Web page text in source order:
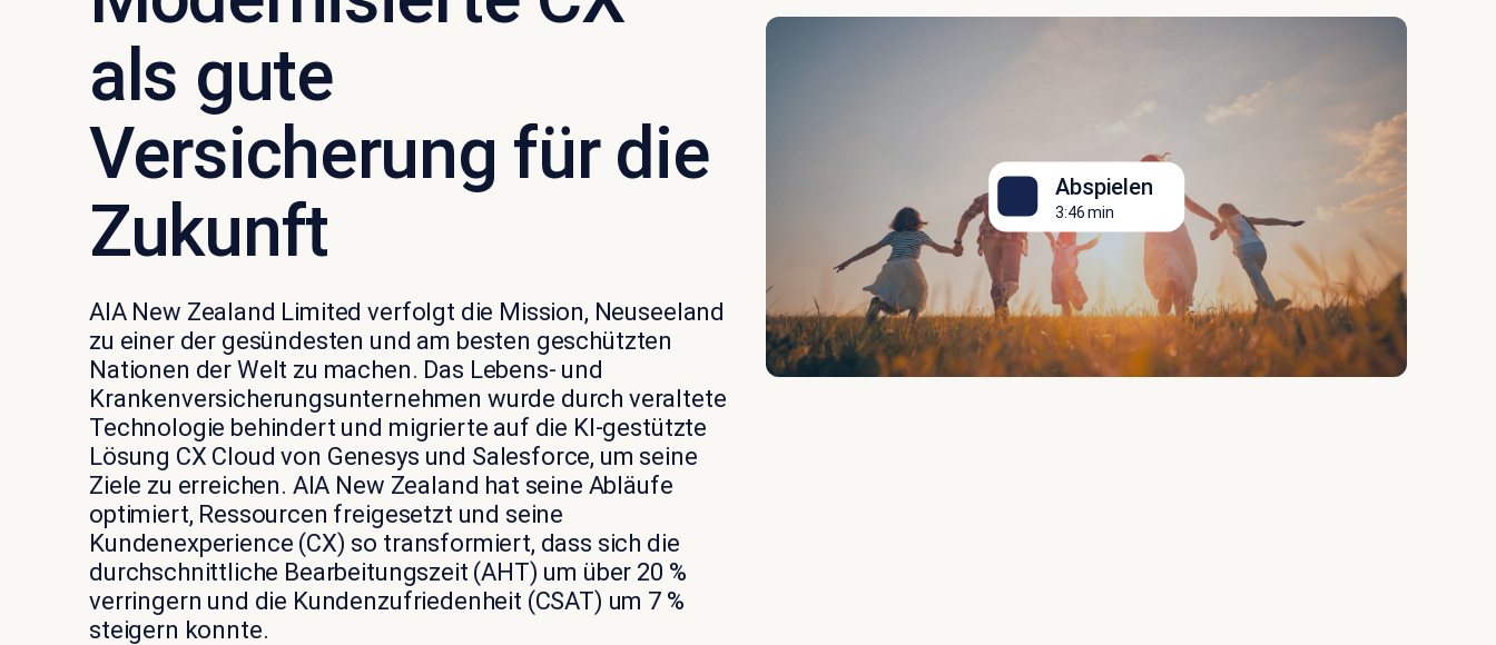
als gute
Versicherung für die
Zukunft
AIA New Zealand Limited verfolgt die Mission, Neuseeland
zu einer der gesündesten und am besten geschützten
Nationen der Welt zu machen. Das Lebens- und
Krankenversicherungsunternehmen wurde durch veraltete
Technologie behindert und migrierte auf die KI-gestützte
Lösung CX Cloud von Genesys und Salesforce, um seine
Ziele zu erreichen. AIA New Zealand hat seine Abläufe
optimiert, Ressourcen freigesetzt und seine
Kundenexperience (CX) so transformiert, dass sich die
durchschnittliche Bearbeitungszeit (AHT) um über 20 %
verringern und die Kundenzufriedenheit (CSAT) um 7 %
steigern konnte.
Abspielen
3:46 min